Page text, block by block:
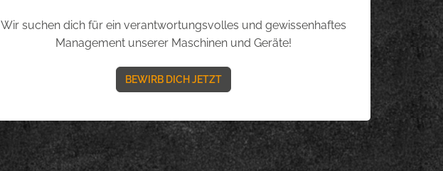
Wir suchen dich für ein verantwortungsvolles und gewissenhaftes
Management unserer Maschinen und Geräte!
BEWIRB DICH JETZT